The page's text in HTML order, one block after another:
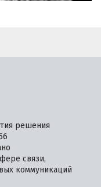
решения
связи,
коммуникаций